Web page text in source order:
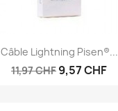
Câble Lightning Pisen®...
11,97 CHF 9,57 CHF